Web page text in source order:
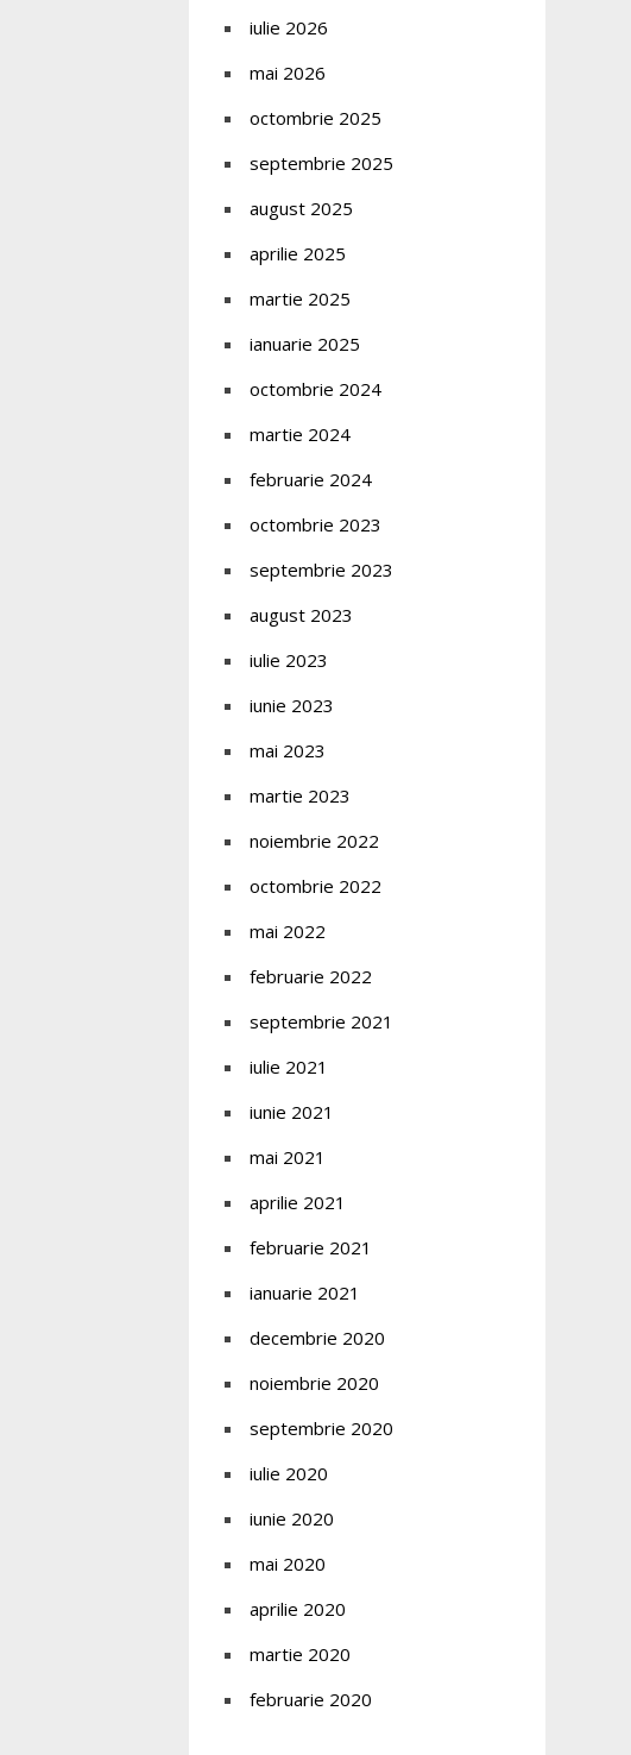
iulie 2026
mai 2026
octombrie 2025
septembrie 2025
august 2025
aprilie 2025
martie 2025
ianuarie 2025
octombrie 2024
martie 2024
februarie 2024
octombrie 2023
septembrie 2023
august 2023
iulie 2023
iunie 2023
mai 2023
martie 2023
noiembrie 2022
octombrie 2022
mai 2022
februarie 2022
septembrie 2021
iulie 2021
iunie 2021
mai 2021
aprilie 2021
februarie 2021
ianuarie 2021
decembrie 2020
noiembrie 2020
septembrie 2020
iulie 2020
iunie 2020
mai 2020
aprilie 2020
martie 2020
februarie 2020